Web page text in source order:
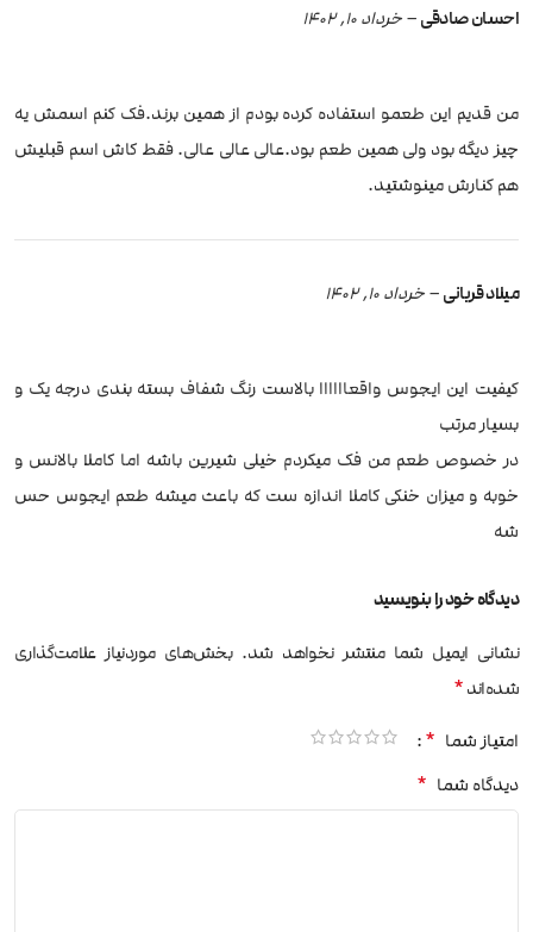
احسان صادقی– خرداد 10, 1402
من قدیم این طعمو استفاده کرده بودم از همین برند.فک کنم اسمش یه
چیز دیگه بود ولی همین طعم بود.عالی عالی عالی. فقط کاش اسم قبلیش
هم کنارش مینوشتید.
میلاد قربانی– خرداد 10, 1402
کیفیت این ایجوس واقعاااااا بالاست رنگ شفاف بسته بندی درجه یک و
بسیار مرتب
در خصوص طعم من فک میکردم خیلی شیرین باشه اما کاملا بالانس و
خوبه و میزان خنکی کاملا اندازه ست که باعث میشه طعم ایجوس حس
شه
دیدگاه خود را بنویسید
نشانی ایمیل شما منتشر نخواهد شد. بخش‌های موردنیاز علامت‌گذاری
شده‌اند*
امتیاز شما *
دیدگاه شما *